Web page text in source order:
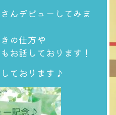
んデビューしてみま
の仕方や
お話しております！
ております♪